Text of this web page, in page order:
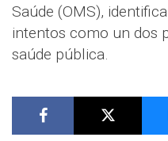
Saúde (OMS),
intentos como un dos
saúde pública.